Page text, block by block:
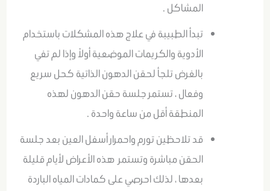
المشاكل .
تبدأ الطبيبة في علاج هذه المشكلات باستخدام
الأدوية والكريمات الموضعية أولاً وإذا لم تفي
بالغرض تلجأ لحقن الدهون الذاتية كحل سريع
وفعال ، تستمر جلسة حقن الدهون لهذه
المنطقة أقل من ساعة واحدة .
قد تلاحظين تورم واحمرار أسفل العين بعد جلسة
الحقن مباشرة وتستمر هذه الأعراض لأيام قليلة
بعدها ، لذلك احرصي على كمادات المياه الباردة